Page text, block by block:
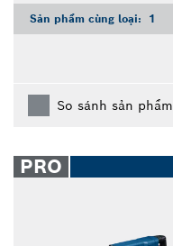
Sản phẩm cùng loại: 1
So sánh sản phẩm
PRO